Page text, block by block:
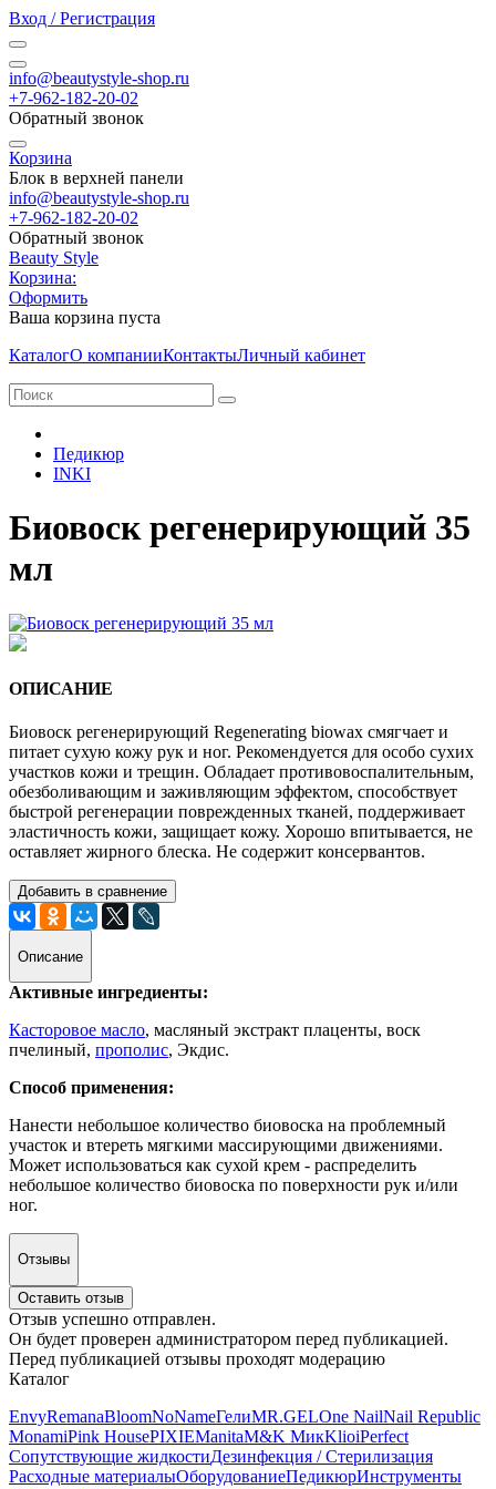
Вход / Регистрация
info@beautystyle-shop.ru
+7-962-182-20-02
Обратный звонок
Корзина
Блок в верхней панели
info@beautystyle-shop.ru
+7-962-182-20-02
Обратный звонок
Beauty Style
Корзина:
Оформить
Ваша корзина пуста
КаталогО компанииКонтактыЛичный кабинет
Педикюр
INKI
Биовоск регенерирующий 35
мл
ОПИСАНИЕ
Биовоск регенерирующий Regenerating biowax смягчает и
питает сухую кожу рук и ног. Рекомендуется для особо сухих
участков кожи и трещин. Обладает противовоспалительным,
обезболивающим и заживляющим эффектом, способствует
быстрой регенерации поврежденных тканей, поддерживает
эластичность кожи, защищает кожу. Хорошо впитывается, не
оставляет жирного блеска. Не содержит консервантов.
Добавить в сравнение
Описание
Активные ингредиенты:
Касторовое масло, масляный экстракт плаценты, воск
пчелиный, прополис, Экдис.
Способ применения:
Нанести небольшое количество биовоска на проблемный
участок и втереть мягкими массирующими движениями.
Может использоваться как сухой крем - распределить
небольшое количество биовоска по поверхности рук и/или
ног.
Отзывы
Оставить отзыв
Отзыв успешно отправлен.
Он будет проверен администратором перед публикацией.
Перед публикацией отзывы проходят модерацию
Каталог
EnvyRemanaBloomNoNameГелиMR.GELOne NailNail Republic
MonamiPink HousePIXIEManitaM&K МикKlioiPerfect
Сопутствующие жидкостиДезинфекция / Стерилизация
Расходные материалыОборудованиеПедикюрИнструменты